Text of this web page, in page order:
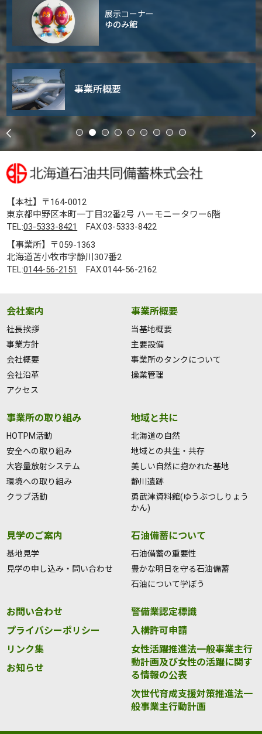
展示コーナー
ゆのみ館
事業所概要
【本社】〒164-0012
東京都中野区本町一丁目32番2号 ハーモニータワー6階
TEL:03-5333-8421
FAX:03-5333-8422
【事業所】〒059-1363
北海道苫小牧市字静川307番2
TEL:0144-56-2151 FAX:0144-56-2162
会社案内
社長挨拶
事業方針
会社概要
会社沿革
アクセス
事業所概要
当基地概要
主要設備
事業所のタンクについて
操業管理
事業所の取り組み
HOTPM活動
安全への取り組み
大容量放射システム
環境への取り組み
クラブ活動
地域と共に
北海道の自然
地域との共生・共存
美しい自然に抱かれた基地
静川遺跡
勇武津資料館(ゆうぶつしりょう
かん)
見学のご案内
基地見学
見学の申し込み・問い合わせ
石油備蓄について
石油備蓄の重要性
豊かな明日を守る石油備蓄
石油について学ぼう
お問い合わせ
プライバシーポリシー
リンク集
お知らせ
警備業認定標識
入構許可申請
女性活躍推進法一般事業主行
動計画及び女性の活躍に関す
る情報の公表
次世代育成支援対策推進法一
般事業主行動計画